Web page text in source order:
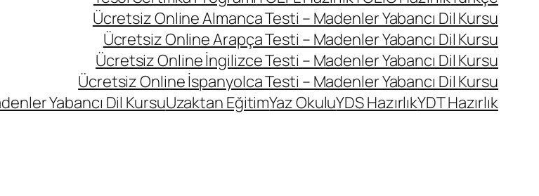
Ücretsiz Online Almanca Testi – Madenler Yabancı Dil Kursu
Ücretsiz Online Arapça Testi – Madenler Yabancı Dil Kursu
Ücretsiz Online İngilizce Testi – Madenler Yabancı Dil Kursu
Ücretsiz Online İspanyolca Testi – Madenler Yabancı Dil Kursu
Yabancı Dil KursuUzaktan EğitimYaz OkuluYDS HazırlıkYDT Hazırlık